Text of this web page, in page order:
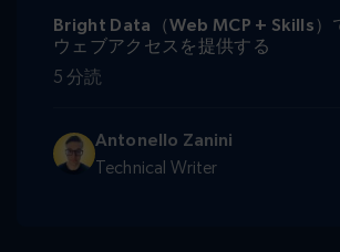
Antonello Zanini
Technical Writer
Bright Data（Web MCP + Skills）
ウェブアクセスを提供する
5 分読